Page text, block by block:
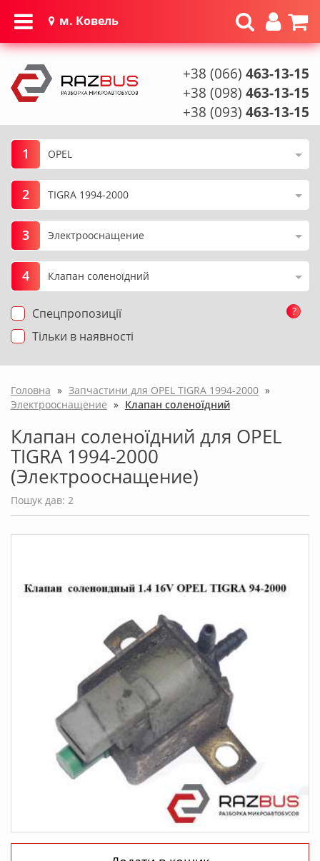
м. Ковель
+38 (066) 463-13-15
+38 (098) 463-13-15
+38 (093) 463-13-15
1
2
3
4
Спецпропозиції
Тільки в наявності
?
Головна » Запчастини для OPEL TIGRA 1994-2000 »
Электрооснащение » Клапан соленоїдний
Клапан соленоїдний для OPEL
TIGRA 1994-2000
(Электрооснащение)
Пошук дав: 2